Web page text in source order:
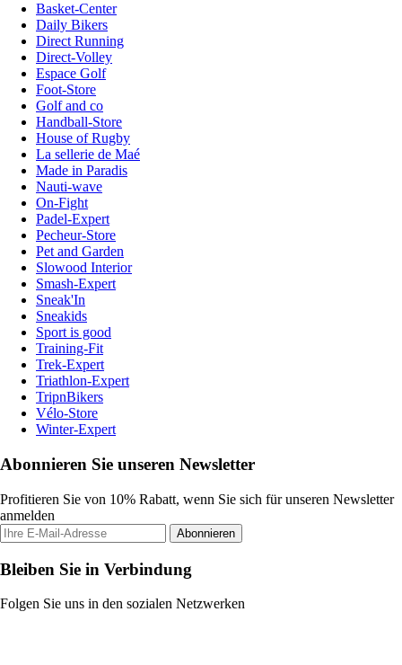
Basket-Center
Daily Bikers
Direct Running
Direct-Volley
Espace Golf
Foot-Store
Golf and co
Handball-Store
House of Rugby
La sellerie de Maé
Made in Paradis
Nauti-wave
On-Fight
Padel-Expert
Pecheur-Store
Pet and Garden
Slowood Interior
Smash-Expert
Sneak'In
Sneakids
Sport is good
Training-Fit
Trek-Expert
Triathlon-Expert
TripnBikers
Vélo-Store
Winter-Expert
Abonnieren Sie unseren Newsletter
Profitieren Sie von 10% Rabatt, wenn Sie sich für unseren Newsletter
anmelden
Abonnieren
Bleiben Sie in Verbindung
Folgen Sie uns in den sozialen Netzwerken